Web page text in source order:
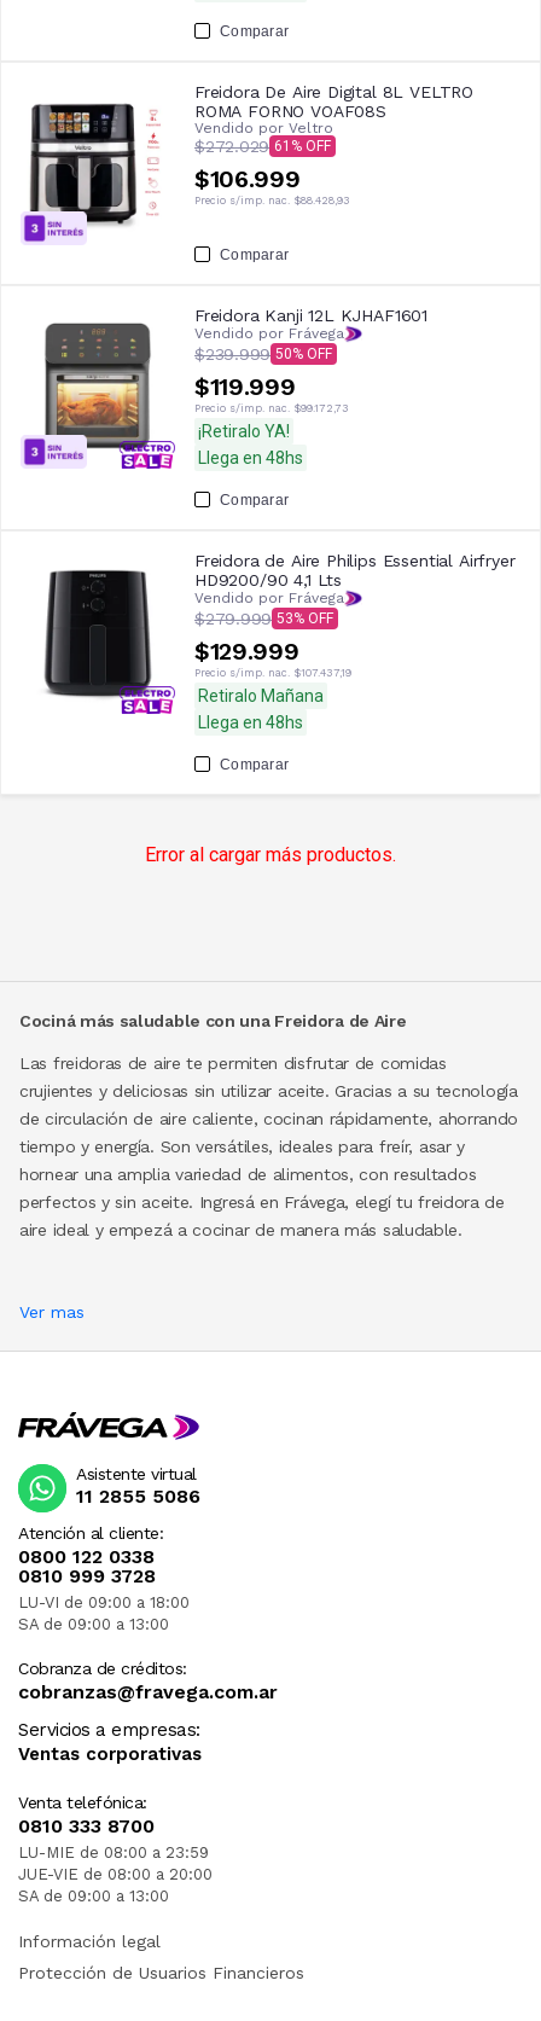
Comparar
Freidora De Aire Digital 8L VELTRO
ROMA FORNO VOAF08S
Vendido por Veltro
$272.029 61
$106.999
Precio s/imp. nac. $88.428,93
Comparar
Freidora Kanji 12L KJHAF1601
Vendido por Frávega
$239.999 50
$119.999
Precio s/imp. nac. $99.172,73
¡Retiralo YA!
Llega en 48hs
Comparar
Freidora de Aire Philips Essential Airfryer
HD9200/90 4,1 Lts
Vendido por Frávega
$279.999 53
$129.999
Precio s/imp. nac. $107.437,19
Retiralo Mañana
Llega en 48hs
Comparar
Error al cargar más productos.
Cociná más saludable con una Freidora de Aire
Las freidoras de aire te permiten disfrutar de comidas
crujientes y deliciosas sin utilizar aceite. Gracias a su tecnología
de circulación de aire caliente, cocinan rápidamente, ahorrando
tiempo y energía. Son versátiles, ideales para freír, asar y
hornear una amplia variedad de alimentos, con resultados
perfectos y sin aceite. Ingresá en Frávega, elegí tu freidora de
aire ideal y empezá a cocinar de manera más saludable.
Ver mas
Atención al cliente:
0800 122 0338
0810 999 3728
LU-VI de 09:00 a 18:00
SA de 09:00 a 13:00
Cobranza de créditos:
cobranzas@fravega.com.ar
Servicios a empresas:
Ventas corporativas
Venta telefónica:
0810 333 8700
LU-MIE de 08:00 a 23:59
JUE-VIE de 08:00 a 20:00
SA de 09:00 a 13:00
Asistente virtual
11 2855 5086
Información legal
Protección de Usuarios Financieros